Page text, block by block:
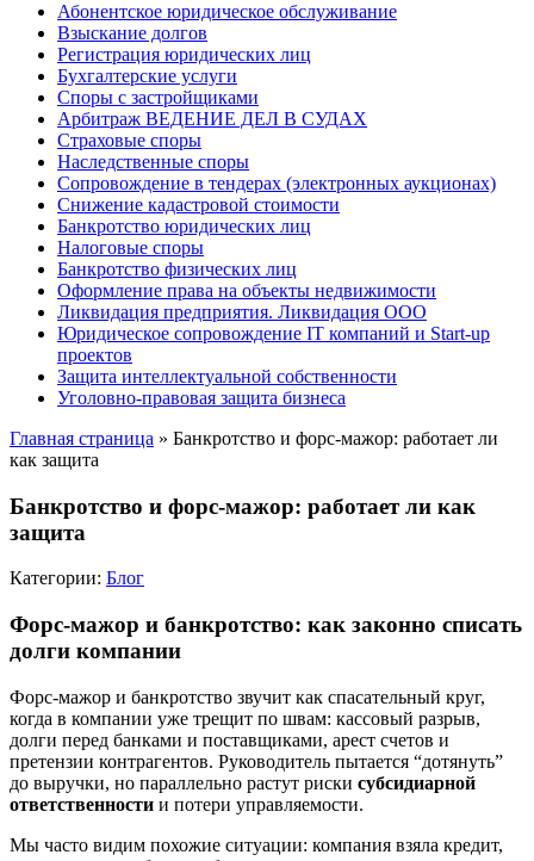
Абонентское юридическое обслуживание
Взыскание долгов
Регистрация юридических лиц
Бухгалтерские услуги
Споры с застройщиками
Арбитраж ВЕДЕНИЕ ДЕЛ В СУДАХ
Страховые споры
Наследственные споры
Сопровождение в тендерах (электронных аукционах)
Снижение кадастровой стоимости
Банкротство юридических лиц
Налоговые споры
Банкротство физических лиц
Оформление права на объекты недвижимости
Ликвидация предприятия. Ликвидация ООО
Юридическое сопровождение IT компаний и Start-up
проектов
Защита интеллектуальной собственности
Уголовно-правовая защита бизнеса
Главная страница » Банкротство и форс-мажор: работает ли
как защита
Банкротство и форс-мажор: работает ли как
защита
Категории: Блог
Форс-мажор и банкротство: как законно списать
долги компании
Форс-мажор и банкротство звучит как спасательный круг,
когда в компании уже трещит по швам: кассовый разрыв,
долги перед банками и поставщиками, арест счетов и
претензии контрагентов. Руководитель пытается “дотянуть”
до выручки, но параллельно растут риски субсидиарной
ответственности и потери управляемости.
Мы часто видим похожие ситуации: компания взяла кредит,